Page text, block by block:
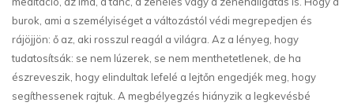
burok, ami a személyiséget a változástól védi megrepedjen és
rájöjjön: ő az, aki rosszul reagál a világra. Az a lényeg, hogy
tudatosítsák: se nem lúzerek, se nem menthetetlenek, de ha
észreveszik, hogy elindultak lefelé a lejtőn engedjék meg, hogy
segíthessenek rajtuk. A megbélyegzés hiányzik a legkevésbé